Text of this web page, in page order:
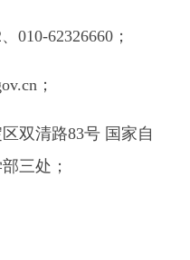
62326660；
；
清路83号 国家自
三处；